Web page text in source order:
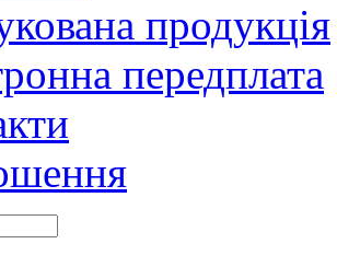
продукція
передплата